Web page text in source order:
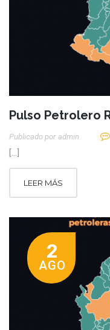
Pulso Petrolero
Publicado por Admin
[…]
LEER MÁS
2
AGO